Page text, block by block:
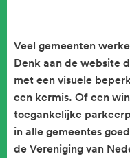
Veel gemeenten
Denk aan de website
met een visuele
een kermis. Of een
toegankelijke
in alle gemeentes
de Vereniging van